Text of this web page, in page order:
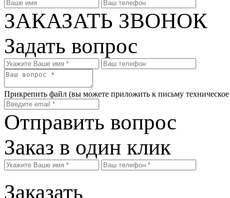
ЗАКАЗАТЬ ЗВОНОК
Задать вопрос
Прикрепить файл (вы можете приложить к письму
Отправить вопрос
Заказ в один клик
Заказать